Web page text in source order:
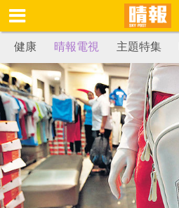
健康 晴報電視 主題特集